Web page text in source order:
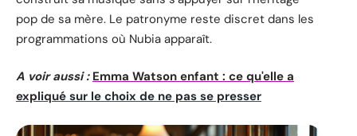
pop de sa mère. Le patronyme reste discret dans les
programmations où Nubia apparaît.
A voir aussi : Emma Watson enfant : ce qu'elle a
expliqué sur le choix de ne pas se presser